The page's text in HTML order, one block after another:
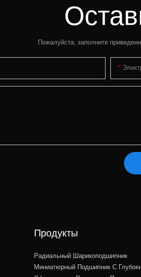
Пожалуйста, заполните
Продукты
Радиальный Шарикоподшипник
Миниатюрный Подшипник С